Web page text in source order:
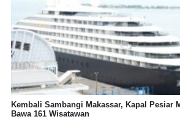
Kembali Sambangi Makassar, Kapal Pesiar
Bawa 161 Wisatawan